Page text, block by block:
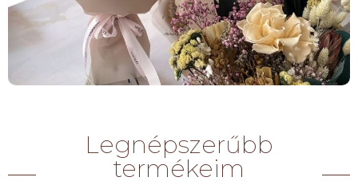
Legnépszerűbb
termékeim